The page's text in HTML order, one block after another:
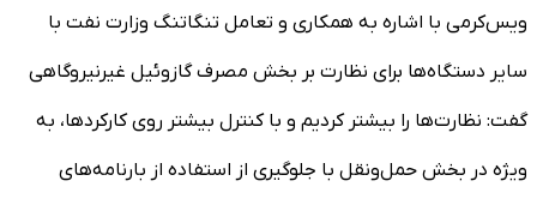
ویس‌کرمی با اشاره به همکاری و تعامل تنگاتنگ وزارت نفت با
سایر دستگاه‌ها برای نظارت بر بخش مصرف گازوئیل غیرنیروگاهی
گفت: نظارت‌ها را بیشتر کردیم و با کنترل بیشتر روی کارکردها، به
ویژه در بخش حمل‌ونقل با جلوگیری از استفاده از بارنامه‌های